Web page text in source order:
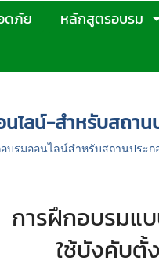
ดภัย หลักสูตรอบรม
ไลน์-สำหรับสถาน
บรมออนไลน์สำหรับสถานประก
การฝึกอบรมแ
ใช้บังคับตั้